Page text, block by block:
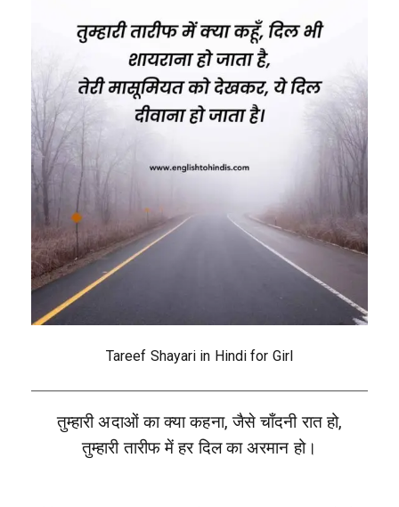
Tareef Shayari in Hindi for Girl
तुम्हारी अदाओं का क्या कहना, जैसे चाँदनी रात हो,
तुम्हारी तारीफ में हर दिल का अरमान हो।